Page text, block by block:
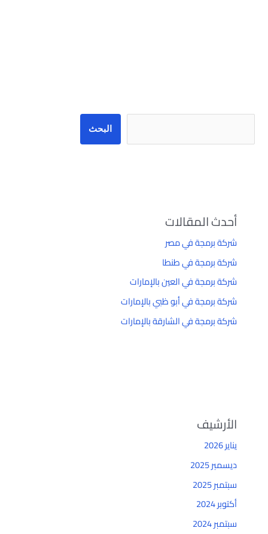
البحث
أحدث المقالات
شركة برمجة في مصر
شركة برمجة في طنطا
شركة برمجة في العين بالإمارات
شركة برمجة في أبو ظبي بالإمارات
شركة برمجة في الشارقة بالإمارات
الأرشيف
يناير 2026
ديسمبر 2025
سبتمبر 2025
أكتوبر 2024
سبتمبر 2024